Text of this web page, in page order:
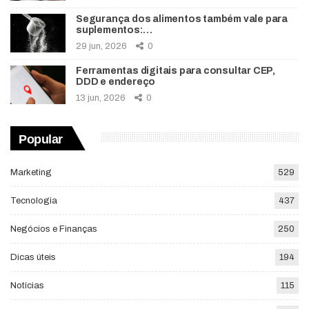
Segurança dos alimentos também vale para
suplementos:…
29 jun, 2026 0
Ferramentas digitais para consultar CEP,
DDD e endereço
13 jun, 2026 0
Popular
Marketing 529
Tecnologia 437
Negócios e Finanças 250
Dicas úteis 194
Notícias 115